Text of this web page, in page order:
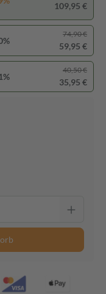
109,95 €
74,90 €
59,95 €
40,50 €
35,95 €